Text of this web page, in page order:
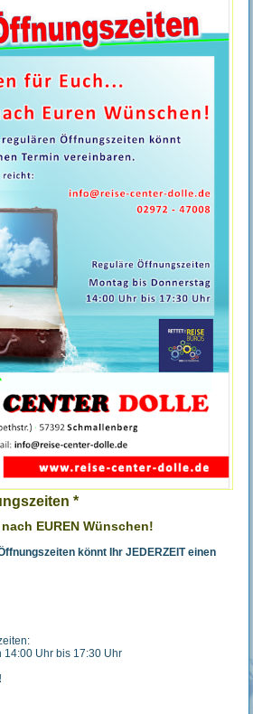
*
EUREN Wünschen!
könnt Ihr JEDERZEIT einen
14:00 Uhr bis 17:30 Uhr